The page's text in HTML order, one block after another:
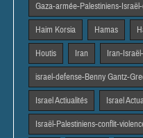
Gaza-armée-Palestiniens-
Haim Korsia Hamas
Houtis Iran Iran-
israel-defense-Benny Gantz-
Israel Actiualités Israel
Israël-Palestiniens-conflit-